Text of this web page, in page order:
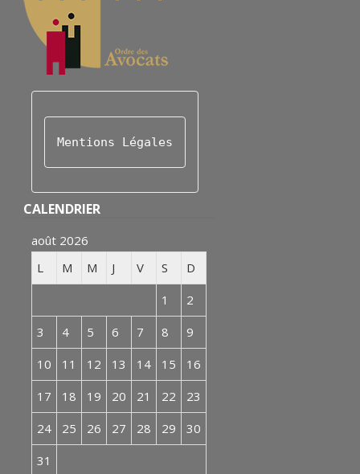
Mentions Légales
CALENDRIER
août 2026
L
M M J V S
D
1
2
3
4 5 6 7 8
9
10
11 12 13 14 15
16
17
18 19 20 21 22
23
24
25 26 27 28 29
30
31